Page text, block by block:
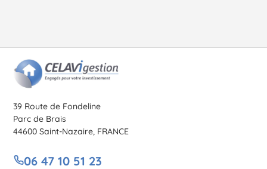
39 Route de Fondeline
Parc de Brais
44600 Saint-Nazaire, FRANCE
06 47 10 51 23